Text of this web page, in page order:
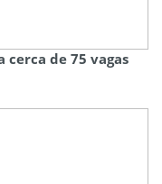
cerca de 75 vagas